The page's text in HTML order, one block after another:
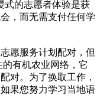
式的志愿者体验是获
，而无需支付任何学
愿服务计划配对，但
有机农业网络，它
对。为了换取工作，
果您努力学习当地语